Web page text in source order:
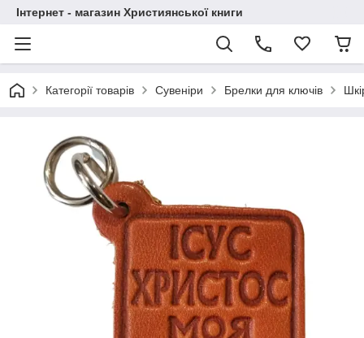
Інтернет - магазин Християнської книги
Категорії товарів Сувеніри Брелки для ключів